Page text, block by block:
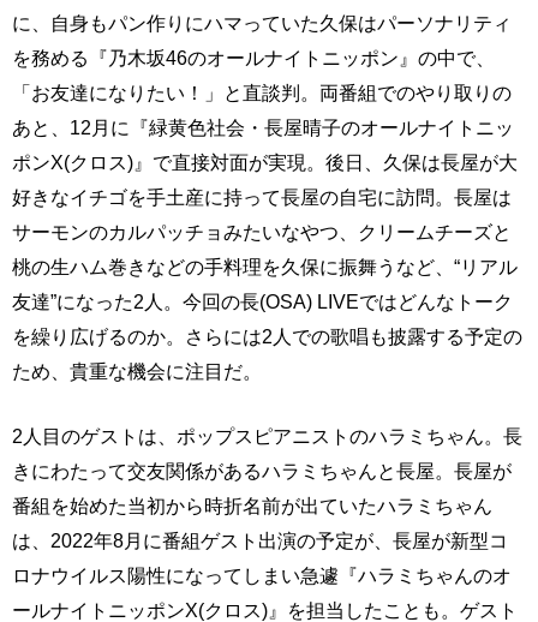
に、自身もパン作りにハマっていた久保はパーソナリティ
を務める『乃木坂46のオールナイトニッポン』の中で、
「お友達になりたい！」と直談判。両番組でのやり取りの
あと、12月に『緑黄色社会・長屋晴子のオールナイトニッ
ポンX(クロス)』で直接対面が実現。後日、久保は長屋が大
好きなイチゴを手土産に持って長屋の自宅に訪問。長屋は
サーモンのカルパッチョみたいなやつ、クリームチーズと
桃の生ハム巻きなどの手料理を久保に振舞うなど、“リアル
友達”になった2人。今回の長(OSA) LIVEではどんなトーク
を繰り広げるのか。さらには2人での歌唱も披露する予定の
ため、貴重な機会に注目だ。
2人目のゲストは、ポップスピアニストのハラミちゃん。長
きにわたって交友関係があるハラミちゃんと長屋。長屋が
番組を始めた当初から時折名前が出ていたハラミちゃん
は、2022年8月に番組ゲスト出演の予定が、長屋が新型コ
ロナウイルス陽性になってしまい急遽『ハラミちゃんのオ
ールナイトニッポンX(クロス)』を担当したことも。ゲスト